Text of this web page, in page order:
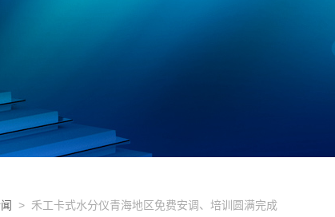
> 禾工卡式水分仪青海地区免费安调、培训圆满完成